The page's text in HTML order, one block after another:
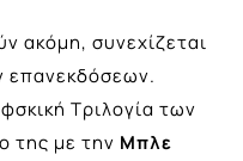
ακόμη, συνεχίζεται
επανεκδόσεων.
Τριλογία των
της με την Μπλε